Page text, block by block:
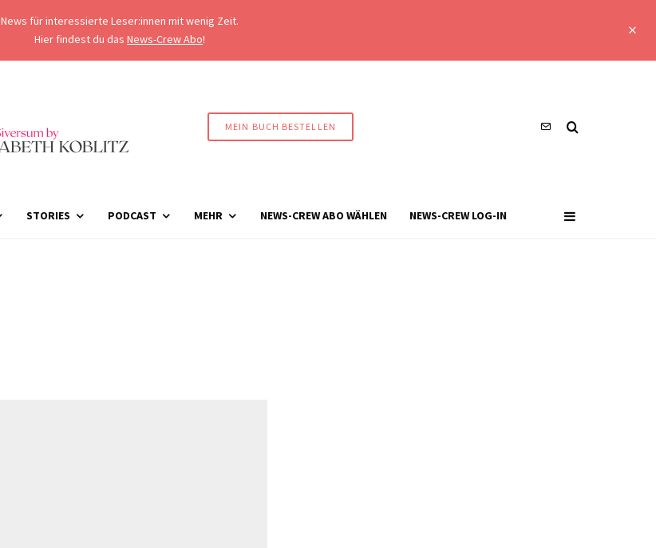
News für interessierte Leser:innen mit wenig Zeit.
Hier findest du das News-Crew Abo!
MEIN BUCH BESTELLEN
STORIES PODCAST MEHR NEWS-CREW ABO WÄHLEN NEWS-CREW LOG-IN